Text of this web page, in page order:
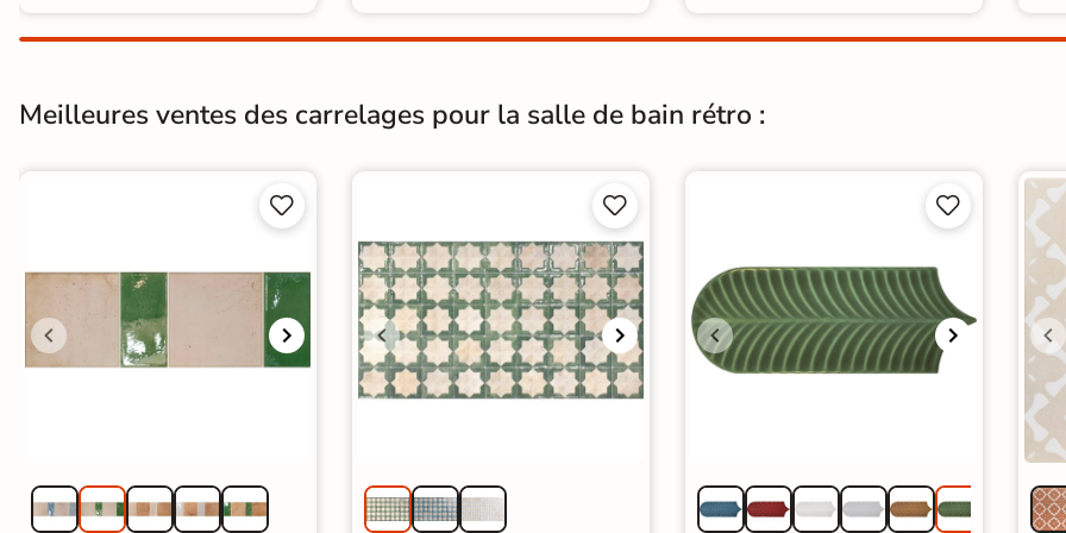
Meilleures ventes des carrelages pour la salle de bain rétro :

 
 
